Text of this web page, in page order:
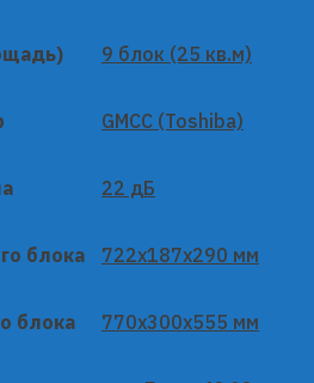
9 блок (25 кв.м)
GMCC (Toshiba)
22 дБ
блока 722x187x290 мм
блока 770x300x555 мм